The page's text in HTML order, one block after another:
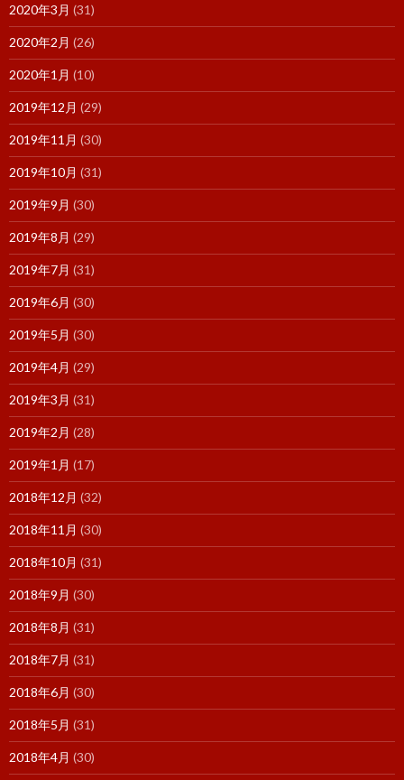
2020年3月 (31)
2020年2月 (26)
2020年1月 (10)
2019年12月 (29)
2019年11月 (30)
2019年10月 (31)
2019年9月 (30)
2019年8月 (29)
2019年7月 (31)
2019年6月 (30)
2019年5月 (30)
2019年4月 (29)
2019年3月 (31)
2019年2月 (28)
2019年1月 (17)
2018年12月 (32)
2018年11月 (30)
2018年10月 (31)
2018年9月 (30)
2018年8月 (31)
2018年7月 (31)
2018年6月 (30)
2018年5月 (31)
2018年4月 (30)